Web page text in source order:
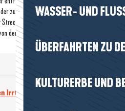
WASSER- UND
ÜBERFAHRTEN ZU
KULTURERBE UND
zum Stadtzentrum(5.3Km)
entfernt)
der Strecke entfernt)
Irrtum angeben